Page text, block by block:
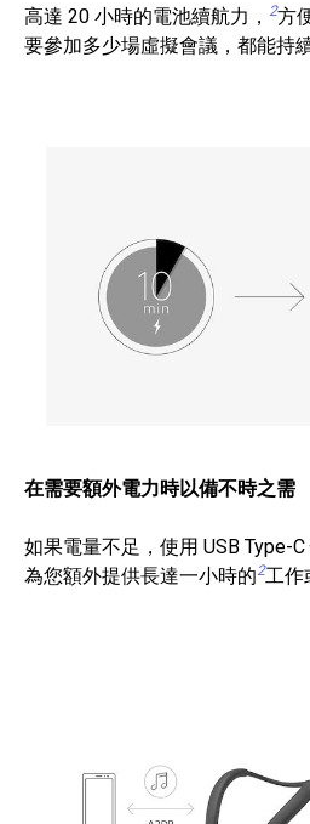
高達 20 小時的電池續航力， 2方
要參加多少場虛擬會議，都能持
在需要額外電力時以備不時之需
如果電量不足，使用 USB Type-
為您額外提供長達一小時的2工作